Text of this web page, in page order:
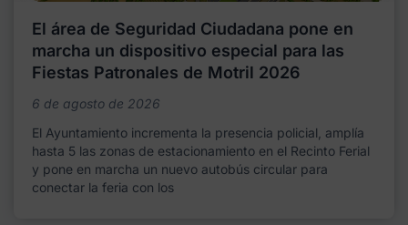
El área de Seguridad Ciudadana pone en
marcha un dispositivo especial para las
Fiestas Patronales de Motril 2026
6 de agosto de 2026
El Ayuntamiento incrementa la presencia policial, amplía
hasta 5 las zonas de estacionamiento en el Recinto Ferial
y pone en marcha un nuevo autobús circular para
conectar la feria con los